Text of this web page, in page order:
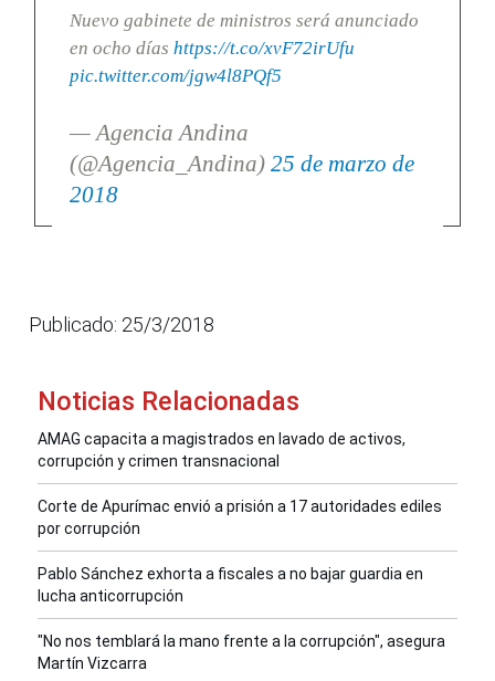
Nuevo gabinete de ministros será anunciado
en ocho días https://t.co/xvF72irUfu
pic.twitter.com/jgw4l8PQf5
— Agencia Andina
(@Agencia_Andina) 25 de marzo de
2018
Publicado: 25/3/2018
Noticias Relacionadas
AMAG capacita a magistrados en lavado de activos,
corrupción y crimen transnacional
Corte de Apurímac envió a prisión a 17 autoridades ediles
por corrupción
Pablo Sánchez exhorta a fiscales a no bajar guardia en
lucha anticorrupción
"No nos temblará la mano frente a la corrupción", asegura
Martín Vizcarra